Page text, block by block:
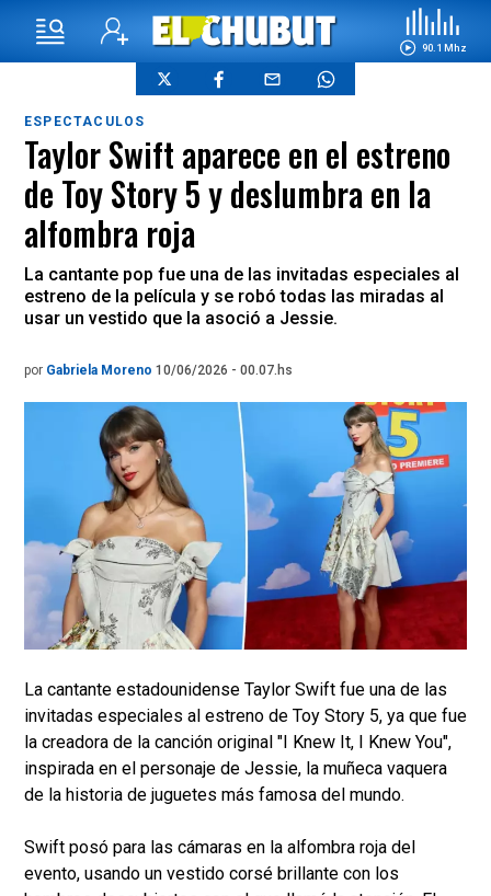
90.1 Mhz
ESPECTACULOS
Taylor Swift aparece en el estreno
de Toy Story 5 y deslumbra en la
alfombra roja
La cantante pop fue una de las invitadas especiales al
estreno de la película y se robó todas las miradas al
usar un vestido que la asoció a Jessie.
por Gabriela Moreno 10/06/2026 - 00.07.hs
La cantante estadounidense Taylor Swift fue una de las
invitadas especiales al estreno de Toy Story 5, ya que fue
la creadora de la canción original "I Knew It, I Knew You",
inspirada en el personaje de Jessie, la muñeca vaquera
de la historia de juguetes más famosa del mundo.
Swift posó para las cámaras en la alfombra roja del
evento, usando un vestido corsé brillante con los